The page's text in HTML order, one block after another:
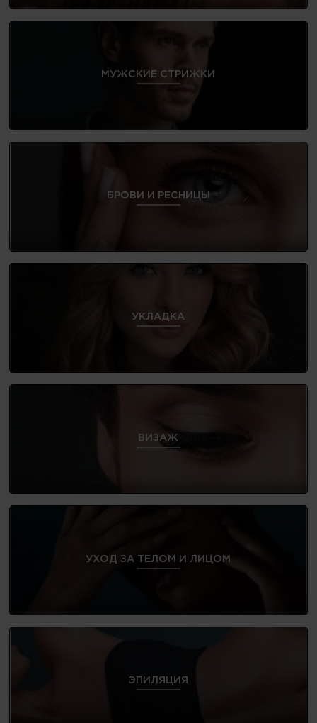
МУЖСКИЕ СТРИЖКИ
БРОВИ И РЕСНИЦЫ
УКЛАДКА
ВИЗАЖ
УХОД ЗА ТЕЛОМ И ЛИЦОМ
ЭПИЛЯЦИЯ